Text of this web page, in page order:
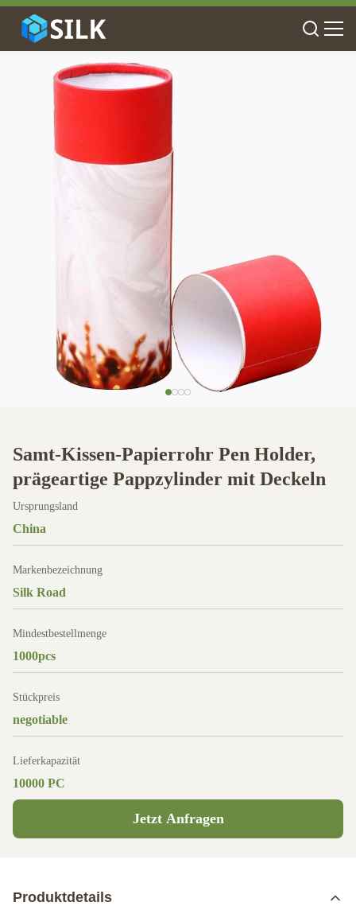
Samt-Kissen-Papierrohr Pen Holder,
prägeartige Pappzylinder mit Deckeln
Ursprungsland
China
Markenbezeichnung
Silk Road
Mindestbestellmenge
1000pcs
Stückpreis
negotiable
Lieferkapazität
10000 PC
Jetzt Anfragen
Produktdetails